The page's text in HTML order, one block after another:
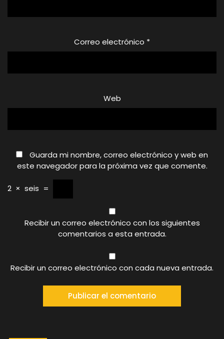
Correo electrónico *
Web
Guarda mi nombre, correo electrónico y web en
este navegador para la próxima vez que comente.
2 × seis =
Recibir un correo electrónico con los siguientes
comentarios a esta entrada.
Recibir un correo electrónico con cada nueva entrada.